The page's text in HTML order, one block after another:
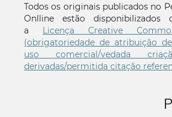
Todos os originais publicados no
Onlline estão disponibilizados
a Licença Creative
(obrigatoriedade de atribuição
uso comercial/vedada
derivadas/permitida citação